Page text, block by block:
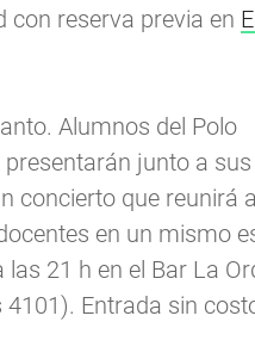
con reserva previa en
Alumnos del Polo
presentarán junto a sus
concierto que reunirá a
en un mismo
las 21 h en el Bar La
4101). Entrada sin